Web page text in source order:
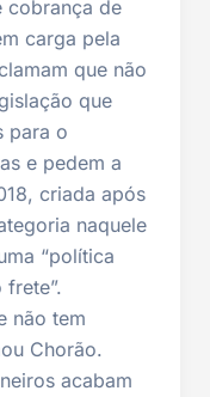
cobrança de
carga pela
que não
que
para o
e pedem a
criada após
naquele
“política
não tem
Chorão.
acabam